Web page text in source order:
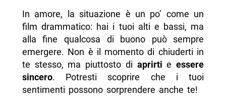
In amore, la situazione è un po’ come un
film drammatico: hai i tuoi alti e bassi, ma
alla fine qualcosa di buono può sempre
emergere. Non è il momento di chiuderti in
te stesso, ma piuttosto di aprirti eessere
sincero. Potresti scoprire che i tuoi
sentimenti possono sorprendere anche te!